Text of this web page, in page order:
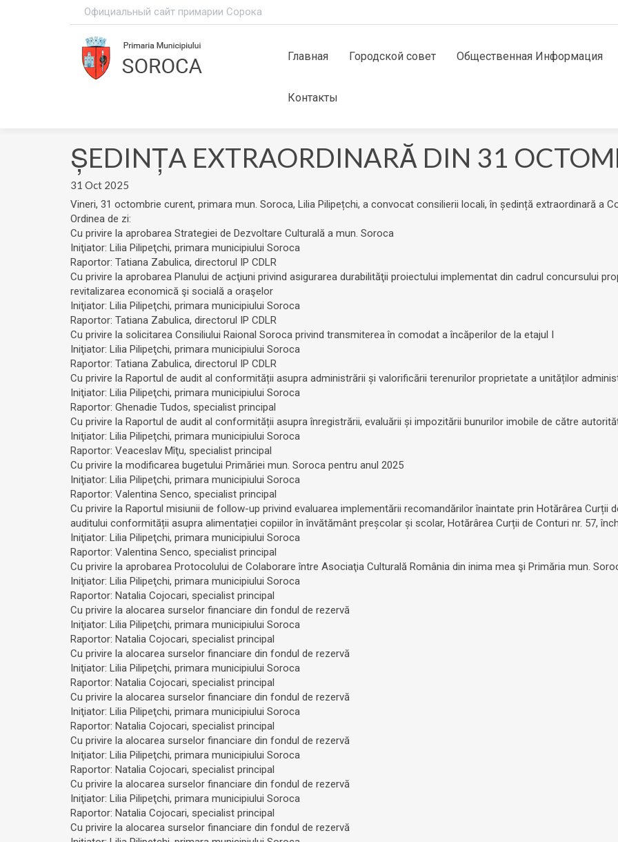
Официальный сайт примарии Сорока
Главная Городской совет Общественная Информация
Контакты
ȘEDINȚA EXTRAORDINARĂ DIN 31
31 Oct 2025
Vineri, 31 octombrie curent, primara mun. Soroca, Lilia Pilipețchi, a convocat consilierii locali, în ședință extraordinară a
Ordinea de zi:
Cu privire la aprobarea Strategiei de Dezvoltare Culturală a mun. Soroca
Iniţiator: Lilia Pilipeţchi, primara municipiului Soroca
Raportor: Tatiana Zabulica, directorul IP CDLR
Cu privire la aprobarea Planului de acţiuni privind asigurarea durabilităţii proiectului implementat din cadrul concursului
revitalizarea economică şi socială a oraşelor
Iniţiator: Lilia Pilipeţchi, primara municipiului Soroca
Raportor: Tatiana Zabulica, directorul IP CDLR
Cu privire la solicitarea Consiliului Raional Soroca privind transmiterea în comodat a încăperilor de la etajul I
Iniţiator: Lilia Pilipeţchi, primara municipiului Soroca
Raportor: Tatiana Zabulica, directorul IP CDLR
Cu privire la Raportul de audit al conformității asupra administrării și valorificării terenurilor proprietate a unităților
Iniţiator: Lilia Pilipeţchi, primara municipiului Soroca
Raportor: Ghenadie Tudos, specialist principal
Cu privire la Raportul de audit al conformității asupra înregistrării, evaluării și impozitării bunurilor imobile de către
Iniţiator: Lilia Pilipeţchi, primara municipiului Soroca
Raportor: Veaceslav Mîţu, specialist principal
Cu privire la modificarea bugetului Primăriei mun. Soroca pentru anul 2025
Iniţiator: Lilia Pilipeţchi, primara municipiului Soroca
Raportor: Valentina Senco, specialist principal
Cu privire la Raportul misiunii de follow-up privind evaluarea implementării recomandărilor înaintate prin Hotărârea Curții
auditului conformității asupra alimentației copiilor în învătământ preșcolar și scolar, Hotărârea Curții de Conturi nr. 57,
Iniţiator: Lilia Pilipeţchi, primara municipiului Soroca
Raportor: Valentina Senco, specialist principal
Cu privire la aprobarea Protocolului de Colaborare între Asociaţia Culturală România din inima mea şi Primăria mun.
Iniţiator: Lilia Pilipeţchi, primara municipiului Soroca
Raportor: Natalia Cojocari, specialist principal
Cu privire la alocarea surselor financiare din fondul de rezervă
Iniţiator: Lilia Pilipeţchi, primara municipiului Soroca
Raportor: Natalia Cojocari, specialist principal
Cu privire la alocarea surselor financiare din fondul de rezervă
Iniţiator: Lilia Pilipeţchi, primara municipiului Soroca
Raportor: Natalia Cojocari, specialist principal
Cu privire la alocarea surselor financiare din fondul de rezervă
Iniţiator: Lilia Pilipeţchi, primara municipiului Soroca
Raportor: Natalia Cojocari, specialist principal
Cu privire la alocarea surselor financiare din fondul de rezervă
Iniţiator: Lilia Pilipeţchi, primara municipiului Soroca
Raportor: Natalia Cojocari, specialist principal
Cu privire la alocarea surselor financiare din fondul de rezervă
Iniţiator: Lilia Pilipeţchi, primara municipiului Soroca
Raportor: Natalia Cojocari, specialist principal
Cu privire la alocarea surselor financiare din fondul de rezervă